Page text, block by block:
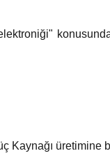
Kaynağı üretimine